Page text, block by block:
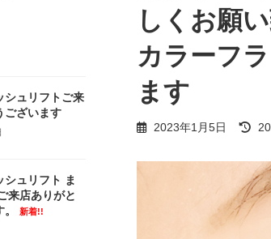
しくお願
カラーフ
ます
2023年1月5日
最
終
新
日
時
シュリフトご来
ございます
シュリフト ま
来店ありがと
新着!!